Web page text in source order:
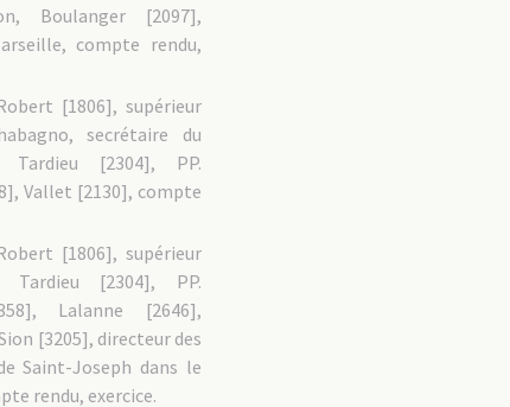
Boulanger [2097],
compte rendu,
[1806], supérieur
secrétaire du
Tardieu [2304], PP.
Vallet [2130], compte
[1806], supérieur
Tardieu [2304], PP.
Lalanne [2646],
[3205], directeur des
Saint-Joseph dans le
rendu, exercice.